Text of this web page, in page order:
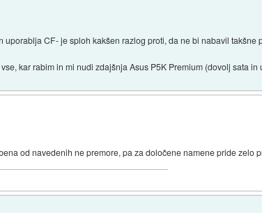
CF- je sploh kakšen razlog proti, da ne bi nabavil takšne
kar rabim in mi nudi zdajšnja Asus P5K Premium (dovolj sata
od navedenih ne premore, pa za določene namene pride zelo